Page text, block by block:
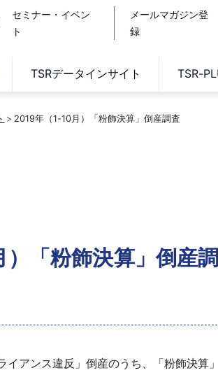
セミナー・イベン
ト
メールマガジン登
録
TSRデータインサイト TSR-
2019年（1-10月）「粉飾決算」倒産調査
「粉飾決算」倒産
アンス違反」倒産のうち、「粉飾決算